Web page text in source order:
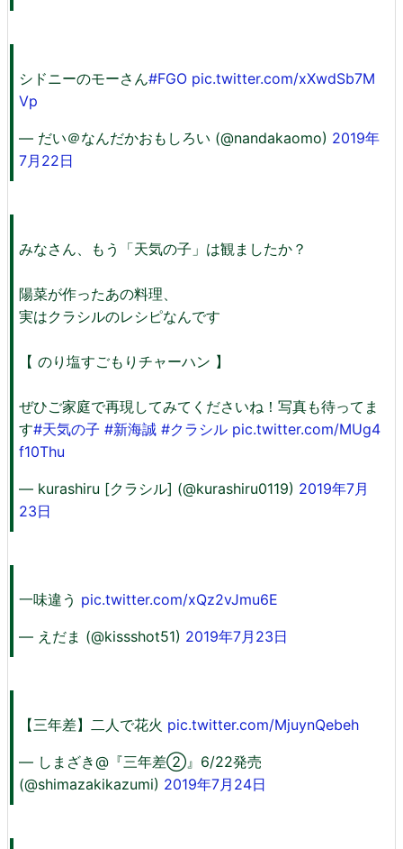
シドニーのモーさん#FGO pic.twitter.com/xXwdSb7M
Vp
— だい＠なんだかおもしろい (@nandakaomo) 2019年
7月22日
みなさん、もう「天気の子」は観ましたか？
陽菜が作ったあの料理、
実はクラシルのレシピなんです
【 のり塩すごもりチャーハン 】
ぜひご家庭で再現してみてくださいね！写真も待ってま
す#天気の子 #新海誠 #クラシル pic.twitter.com/MUg4
f10Thu
— kurashiru [クラシル] (@kurashiru0119) 2019年7月
23日
一味違う pic.twitter.com/xQz2vJmu6E
— えだま (@kissshot51) 2019年7月23日
【三年差】二人で花火 pic.twitter.com/MjuynQebeh
— しまざき@『三年差②』6/22発売
(@shimazakikazumi) 2019年7月24日